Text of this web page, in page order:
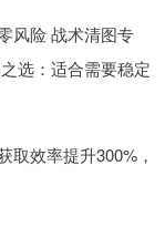
风险 战术清图专
选：适合需要稳定
取效率提升300%，